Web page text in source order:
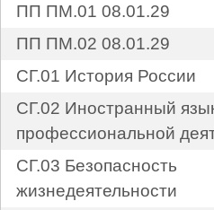
ПП ПМ.01 08.01.29
ПП ПМ.02 08.01.29
СГ.01 История России
СГ.02 Иностранный
профессиональной
СГ.03 Безопасность
жизнедеятельности